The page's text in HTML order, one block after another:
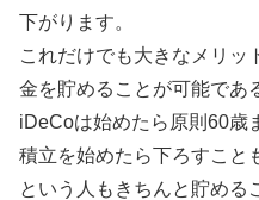
下がります。
これだけでも大きなメリッ
金を貯めることが可能であ
iDeCoは始めたら原則60歳
積立を始めたら下ろすこと
という人もきちんと貯める